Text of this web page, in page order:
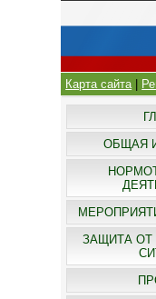
Карта сайта|
ОБЩАЯ
ЗАЩИТА